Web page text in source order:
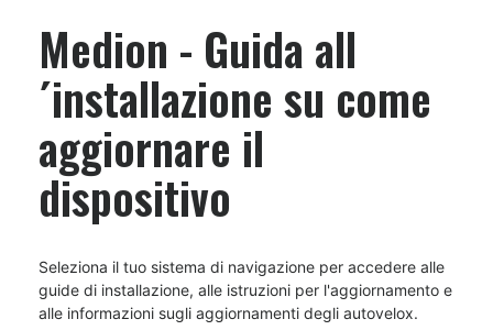
Medion - Guida all
´installazione su come
aggiornare il
dispositivo
Seleziona il tuo sistema di navigazione per accedere alle
guide di installazione, alle istruzioni per l'aggiornamento e
alle informazioni sugli aggiornamenti degli autovelox.